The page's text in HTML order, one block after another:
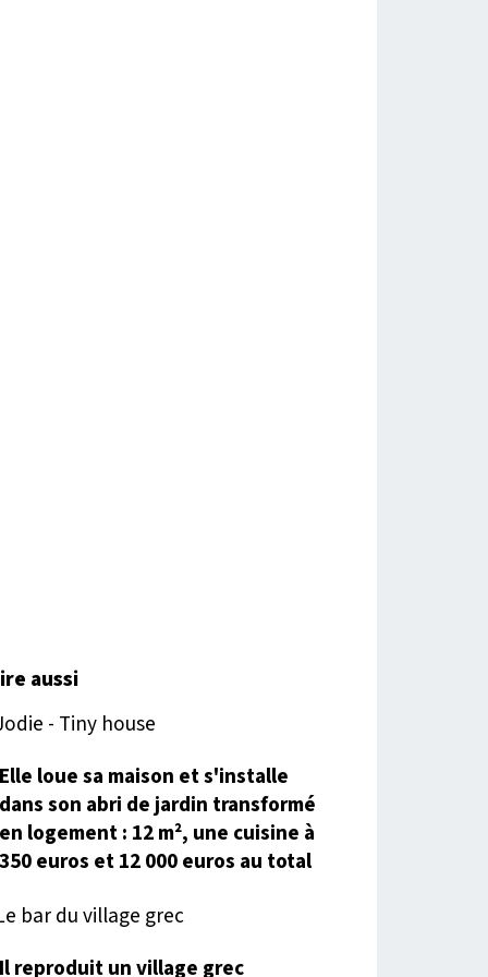
aussi
Elle loue sa maison et s'installe
dans son abri de jardin transformé
en logement : 12 m², une cuisine à
350 euros et 12 000 euros au total
Il reproduit un village grec